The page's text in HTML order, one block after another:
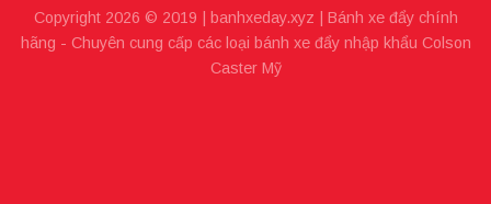
Copyright 2026 © 2019 | banhxeday.xyz | Bánh xe đẩy chính
hãng - Chuyên cung cấp các loại bánh xe đẩy nhập khẩu Colson
Caster Mỹ